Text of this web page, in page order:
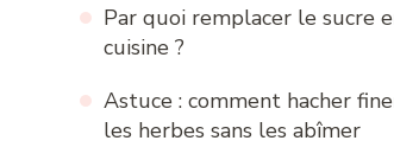
Par quoi remplacer le sucre
cuisine ?
Astuce : comment hacher
les herbes sans les abîmer